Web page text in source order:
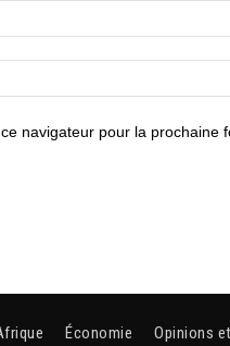
navigateur pour la prochaine
Économie Opinions